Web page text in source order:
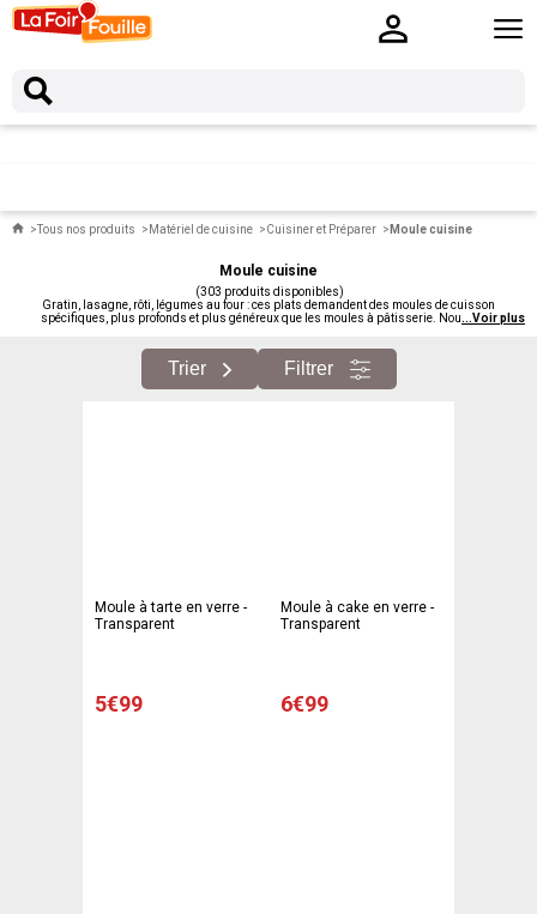
Tous nos produits Matériel de cuisine Cuisiner et Préparer Moule cuisine
Moule cuisine
(303 produits disponibles)
Gratin, lasagne, rôti, légumes au four : ces plats demandent des moules de cuisson
spécifiques, plus profonds et plus généreux que les moules à pâtisserie. Nous vous
...Voir plus
Trier Filtrer
Moule à tarte en verre -
Transparent
5€99
Moule à cake en verre -
Transparent
6€99